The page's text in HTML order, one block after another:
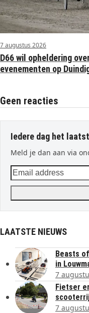
7 augustus 2026
D66 wil opheldering
evenementen op
Geen reacties
Iedere dag het
Meld je dan aan via
Email
address
LAATSTE NIEUWS
Beasts
in
7
Fietser
7